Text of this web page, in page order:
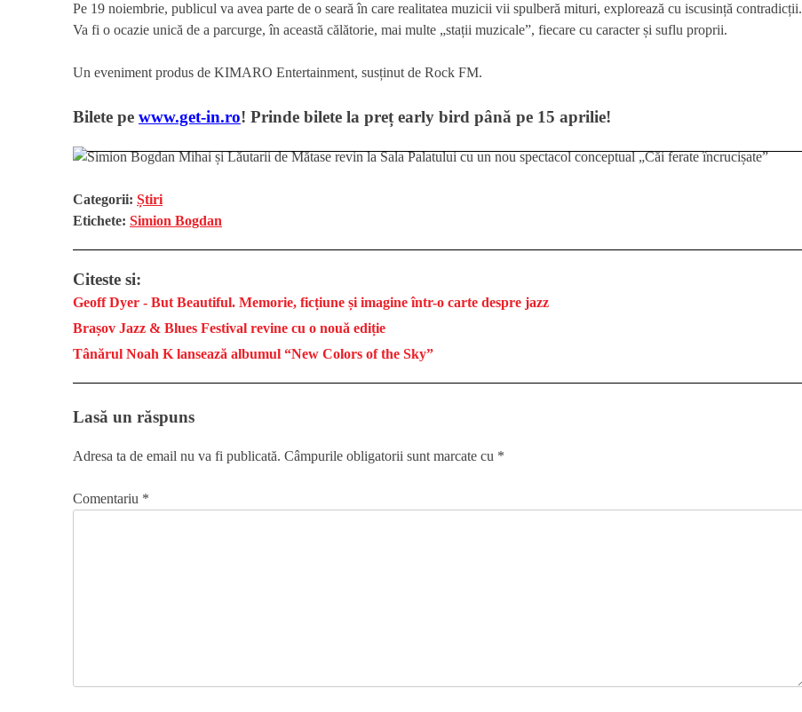
Pe 19 noiembrie, publicul va avea parte de o seară în care realitatea muzicii vii spulberă mituri, explorează cu iscusință contradicții.
Va fi o ocazie unică de a parcurge, în această călătorie, mai multe „stații muzicale”, fiecare cu caracter și suflu proprii.
Un eveniment produs de KIMARO Entertainment, susținut de Rock FM.
Bilete pe www.get-in.ro! Prinde bilete la preț early bird până pe 15 aprilie!
Categorii: Știri
Etichete: Simion Bogdan
Citeste si:
Geoff Dyer - But Beautiful. Memorie, ficțiune și imagine într-o carte despre jazz
Brașov Jazz & Blues Festival revine cu o nouă ediție
Tânărul Noah K lansează albumul “New Colors of the Sky”
Lasă un răspuns
Adresa ta de email nu va fi publicată. Câmpurile obligatorii sunt marcate cu *
Comentariu *